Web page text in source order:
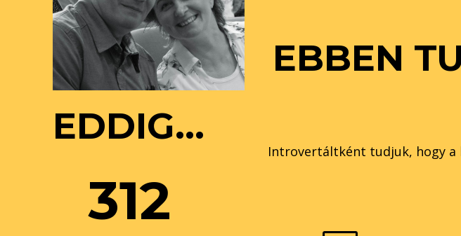
EDDIG…
312
EBBEN
Introvertáltként tudjuk, hogy a